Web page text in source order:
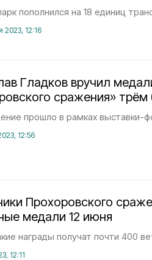
пополнился на 18 единиц
2023, 12:16
Гладков вручил
сражения»
прошло в рамках выставки-
12:56
Прохоровского
медали 12 июня
награды получат почти 400
12:11